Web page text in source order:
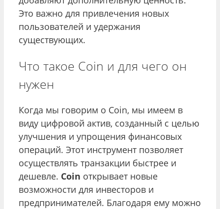
Это важно для привлечения новых
пользователей и удержания
существующих.
Что такое Coin и для чего он
нужен
Когда мы говорим о Coin, мы имеем в
виду цифровой актив, созданный с целью
улучшения и упрощения финансовых
операций. Этот инструмент позволяет
осуществлять транзакции быстрее и
дешевле. Coin открывает новые
возможности для инвесторов и
предпринимателей. Благодаря ему можно